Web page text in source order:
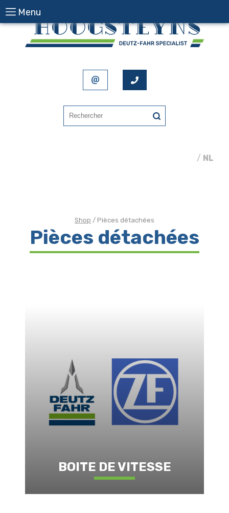
/ NL
Menu
Shop / Pièces détachées
Pièces détachées
BOITE DE VITESSE